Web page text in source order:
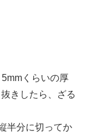
くらいの厚
きしたら、ざる
半分に切ってか